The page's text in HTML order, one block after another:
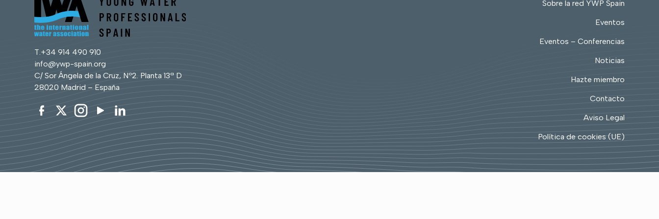
T.+34 914 490 910
info@ywp-spain.org
C/ Sor Ángela de la Cruz, Nº2. Planta 13ª D
28020 Madrid – España
Sobre la red YWP Spain
Eventos
Eventos – Conferencias
Noticias
Hazte miembro
Contacto
Aviso Legal
Política de cookies (UE)